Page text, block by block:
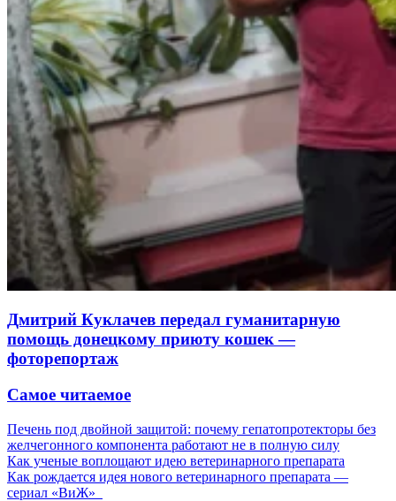
Дмитрий Куклачев передал гуманитарную
помощь донецкому приюту кошек —
фоторепортаж
Самое читаемое
Печень под двойной защитой: почему гепатопротекторы без
желчегонного компонента работают не в полную силу
Как ученые воплощают идею ветеринарного препарата
Как рождается идея нового ветеринарного препарата —
сериал «ВиЖ»